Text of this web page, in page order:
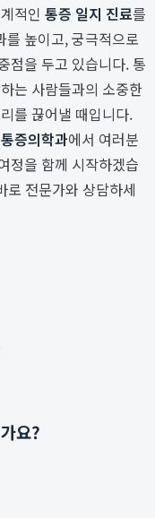
적인 통증 일지 진료를
를 높이고, 궁극적으로
점을 두고 있습니다. 통
는 사람들과의 소중한
를 끊어낼 때입니다.
증의학과에서 여러분
정을 함께 시작하겠습
로 전문가와 상담하세
요?